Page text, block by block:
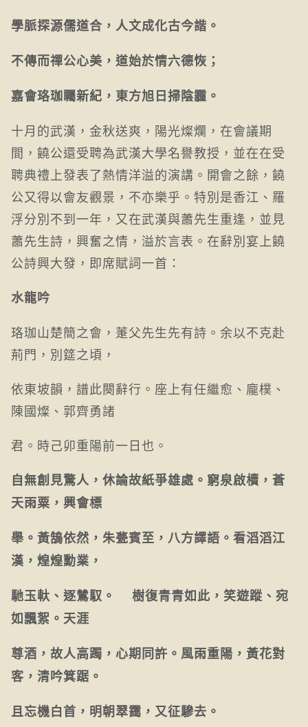
學脈探源儒道合，人文成化古今諧。
不傳而禪公心美，道始於情六德恢；
嘉會珞珈矚新紀，東方旭日掃陰霾。
十月的武漢，金秋送爽，陽光燦爛，在會議期
間，饒公還受聘為武漢大學名譽教授，並在在受
聘典禮上發表了熱情洋溢的演講。開會之餘，饒
公又得以會友觀景，不亦樂乎。特別是香江、羅
浮分別不到一年，又在武漢與蕭先生重逢，並見
蕭先生詩，興奮之情，溢於言表。在辭別宴上饒
公詩興大發，即席賦詞一首：
水龍吟
珞珈山楚簡之會，萐父先生先有詩。余以不克赴
荊門，別筵之頃，
依東坡韻，譜此闋辭行。座上有任繼愈、龐樸、
陳國燦、郭齊勇諸
君。時己卯重陽前一日也。
自無創見驚人，休論故紙爭雄處。窮泉啟櫝，蒼
天雨粟，興會標
舉。黃鵠依然，朱甍賓至，八方譯語。看滔滔江
漢，煌煌勳業，
馳玉軑、逐鷥馭。 樹復青青如此，笑遊蹤、宛
如飄絮。天涯
尊酒，故人高躅，心期同許。風雨重陽，黃花對
客，清吟箕踞。
且忘機白首，明朝翠靄，又征驂去。